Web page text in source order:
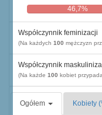
46,7%
Współczynnik feminizacji
(Na każdych 100 mężczyzn
Współczynnik
(Na każde 100 kobiet przypada
Ogółem Kobiety